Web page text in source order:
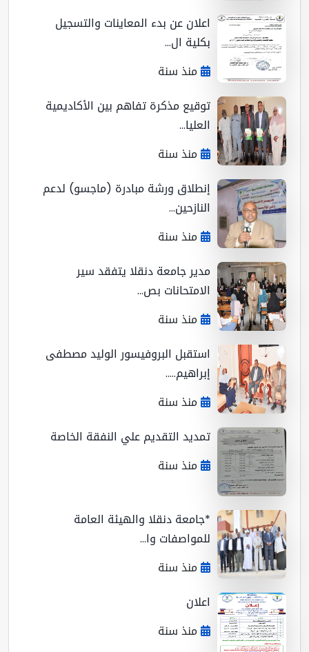
اعلان عن بدء المعاينات والتسجيل
بكلية ال...
منذ سنة
توقيع مذكرة تفاهم بين الأكاديمية
العليا...
منذ سنة
إنطلاق ورشة مبادرة (ماجسو) لدعم
النازحين...
منذ سنة
مدير جامعة دنقلا يتفقد سير
الامتحانات بص...
منذ سنة
استقبل البروفيسور الوليد مصطفى
إبراهيم.....
منذ سنة
تمديد التقديم علي النفقة الخاصة
منذ سنة
*جامعة دنقلا والهيئة العامة
للمواصفات وا...
منذ سنة
اعلان
منذ سنة